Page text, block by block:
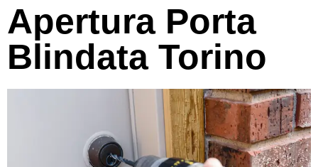
Apertura Porta
Blindata Torino